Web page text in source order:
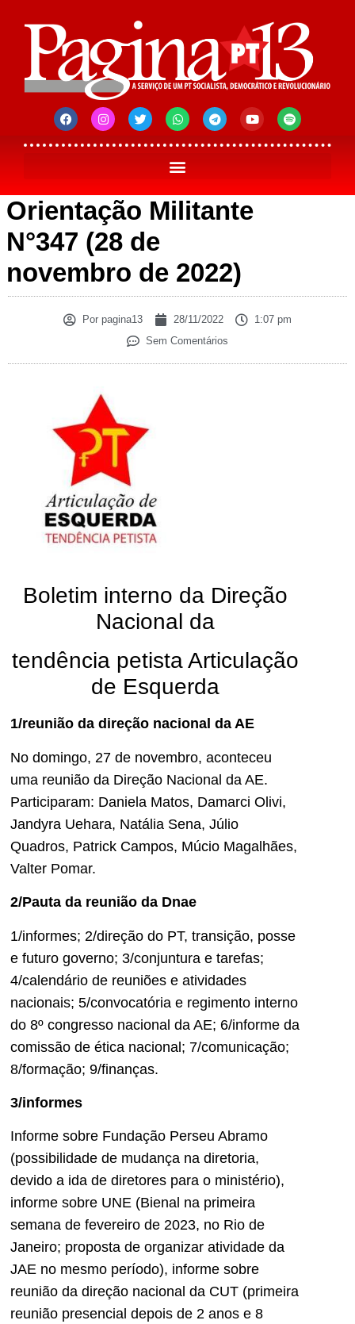
Orientação Militante
N°347 (28 de
novembro de 2022)
Por pagina13 28/11/2022
1:07 pm
Sem Comentários
Boletim interno da Direção
Nacional da
tendência petista Articulação
de Esquerda
1/reunião da direção nacional da AE
No domingo, 27 de novembro, aconteceu
uma reunião da Direção Nacional da AE.
Participaram: Daniela Matos, Damarci Olivi,
Jandyra Uehara, Natália Sena, Júlio
Quadros, Patrick Campos, Múcio Magalhães,
Valter Pomar.
2/Pauta da reunião da Dnae
1/informes; 2/direção do PT, transição, posse
e futuro governo; 3/conjuntura e tarefas;
4/calendário de reuniões e atividades
nacionais; 5/convocatória e regimento interno
do 8º congresso nacional da AE; 6/informe da
comissão de ética nacional; 7/comunicação;
8/formação; 9/finanças.
3/informes
Informe sobre Fundação Perseu Abramo
(possibilidade de mudança na diretoria,
devido a ida de diretores para o ministério),
informe sobre UNE (Bienal na primeira
semana de fevereiro de 2023, no Rio de
Janeiro; proposta de organizar atividade da
JAE no mesmo período), informe sobre
reunião da direção nacional da CUT (primeira
reunião presencial depois de 2 anos e 8